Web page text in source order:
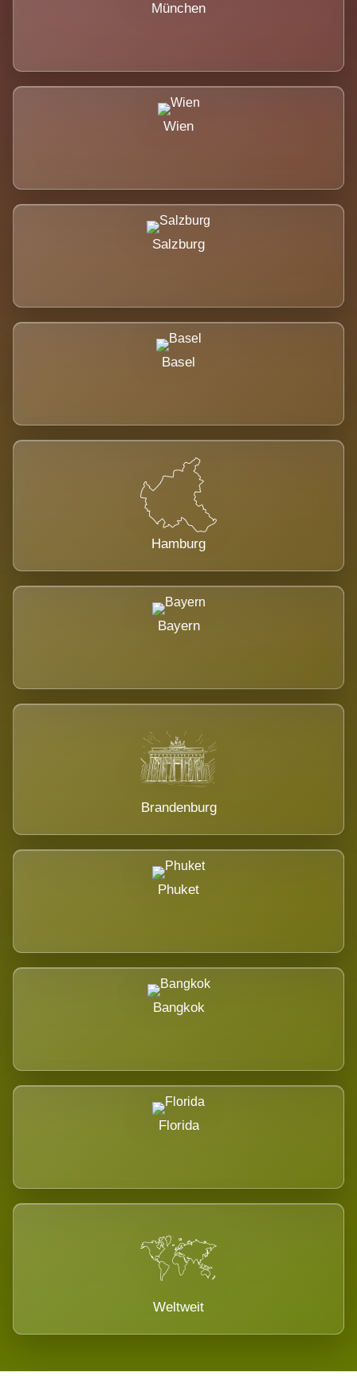
München
Wien
Salzburg
Basel
Hamburg
Bayern
Brandenburg
Phuket
Bangkok
Florida
Weltweit